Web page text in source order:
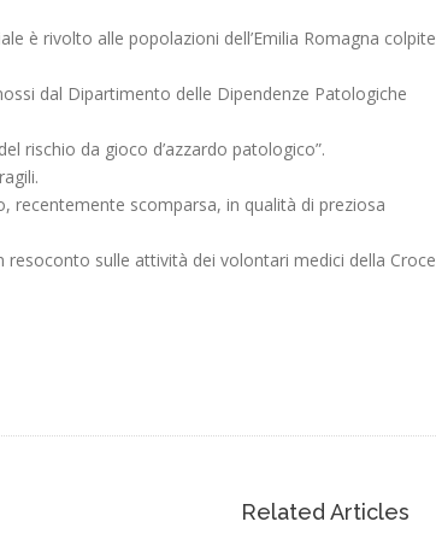
è rivolto alle popolazioni dell’Emilia Romagna colpite
dal Dipartimento delle Dipendenze Patologiche
rischio da gioco d’azzardo patologico”.
recentemente scomparsa, in qualità di preziosa
sulle attività dei volontari medici della Croce
Related Articles